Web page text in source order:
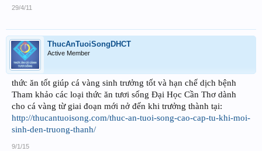
29/4/11
ThucAnTuoiSongDHCT
Active Member
thức ăn tốt giúp cá vàng sinh trưởng tốt và hạn chế dịch bệnh
Tham khảo các loại thức ăn tươi sống Đại Học Cần Thơ dành
cho cá vàng từ giai đoạn mới nở đến khi trưởng thành tại:
http://thucantuoisong.com/thuc-an-tuoi-song-cao-cap-tu-khi-moi-
sinh-den-truong-thanh/
9/1/15